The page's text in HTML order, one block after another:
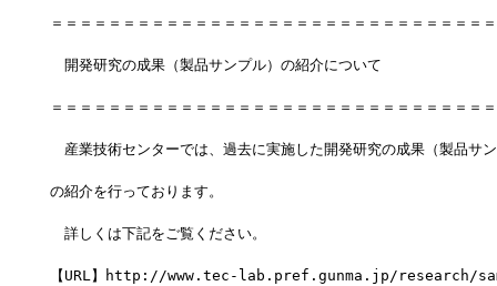
＝＝＝＝＝＝＝＝＝＝＝＝＝＝＝＝＝＝＝＝＝＝＝＝＝＝＝＝＝＝
開発研究の成果（製品サンプル）の紹介について
＝＝＝＝＝＝＝＝＝＝＝＝＝＝＝＝＝＝＝＝＝＝＝＝＝＝＝＝＝＝
産業技術センターでは、過去に実施した開発研究の成果（製品サ
の紹介を行っております。
詳しくは下記をご覧ください。
【URL】http://www.tec-lab.pref.gunma.jp/research/